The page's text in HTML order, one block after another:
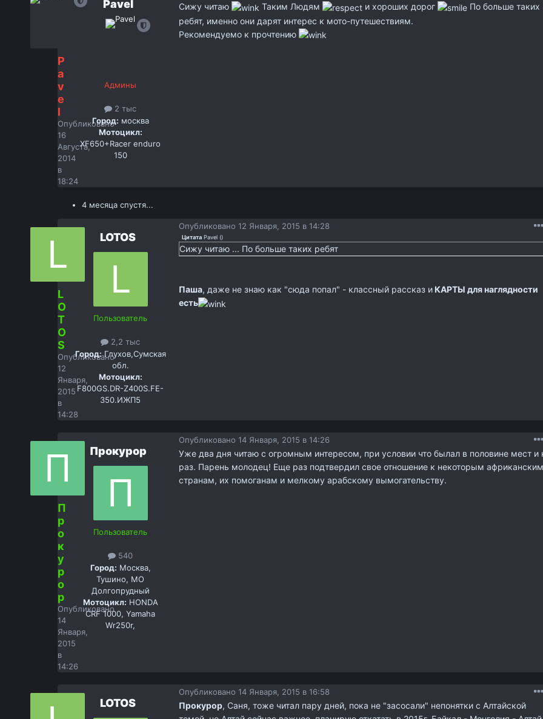
P
a
v
e
l
Опубликовано
16
Августа,
2014
в
18:24
Pavel
Админы
2 тыс
Город: москва
Мотоцикл:
XF650+Racer enduro
150
Сижу читаю Таким Людям и хороших дорог
По больше таких
ребят, именно они дарят интерес к мото-путешествиям.
Рекомендуемо к прочтению
4 месяца спустя...
L
O
T
O
S
Опубликовано
12
Января,
2015
в
14:28
LOTOS
Пользователь
2,2 тыс
Город:Глухов,Сумская
обл.
Мотоцикл:
F800GS.DR-Z400S.FE-
350.ИЖП5
Опубликовано 12 Января, 2015 в 14:28
Цитата Pavel()
Сижу читаю ... По больше таких ребят
Паша, даже не знаю как "сюда попал" - классный рассказ иКАРТЫ для наглядности
есть
П
р
о
к
у
р
о
р
Опубликовано
14
Января,
2015
в
14:26
Прокурор
Пользователь
540
Город: Москва,
Тушино, МО
Долгопрудный
Мотоцикл: HONDA
CRF 1000, Yamaha
Wr250r,
Опубликовано 14 Января, 2015 в 14:26
Уже два дня читаю с огромным интересом, при условии что былал в половине мест и
раз. Парень молодец! Еще раз подтвердил свое отношение к некоторым африканским
странам, их помоганам и мелкому арабскому вымогательству.
LOTOS
Опубликовано 14 Января, 2015 в 16:58
Прокурор, Саня, тоже читал пару дней, пока не "засосали" непонятки с Алтайской